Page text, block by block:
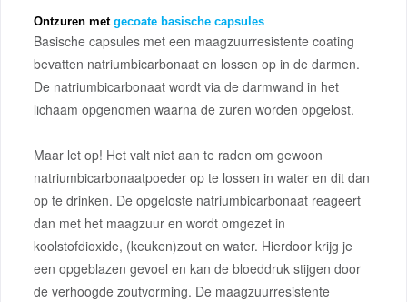
Ontzuren met gecoate basische capsules
Basische capsules met een maagzuurresistente coating
bevatten natriumbicarbonaat en lossen op in de darmen.
De natriumbicarbonaat wordt via de darmwand in het
lichaam opgenomen waarna de zuren worden opgelost.
Maar let op! Het valt niet aan te raden om gewoon
natriumbicarbonaatpoeder op te lossen in water en dit dan
op te drinken. De opgeloste natriumbicarbonaat reageert
dan met het maagzuur en wordt omgezet in
koolstofdioxide, (keuken)zout en water. Hierdoor krijg je
een opgeblazen gevoel en kan de bloeddruk stijgen door
de verhoogde zoutvorming. De maagzuurresistente